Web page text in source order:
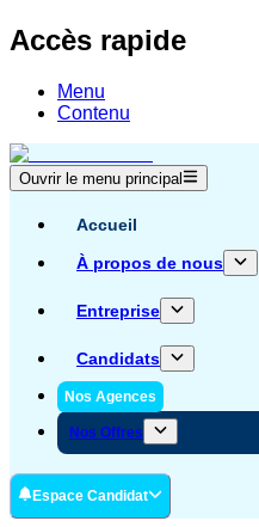
Accès rapide
Menu
Contenu
Ouvrir le menu principal
Accueil
À propos de nous
Entreprise
Candidats
Nos Agences
Nos Offres
Espace Candidat